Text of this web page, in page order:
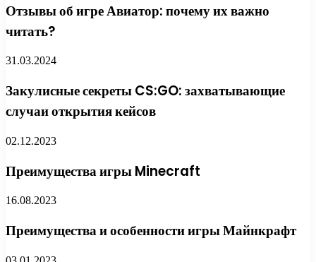
Отзывы об игре Авиатор: почему их важно
читать?
31.03.2024
Закулисные секреты CS:GO: захватывающие
случаи открытия кейсов
02.12.2023
Преимущества игры Minecraft
16.08.2023
Преимущества и особенности игры Майнкрафт